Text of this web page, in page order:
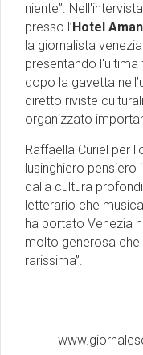
niente”.
presso l’Hotel
la giornalista
presentando
dopo la gavetta
diretto riviste
organizzato
Raffaella Curiel per
lusinghiero pensiero
dalla cultura
letterario che
ha portato Venezia
molto generosa
rarissima”.